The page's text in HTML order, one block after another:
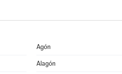
Agón
Alagón